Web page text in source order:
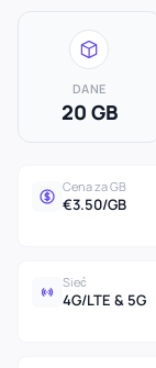
DANE
20 GB
Cena za GB
€3.50/GB
Sieć
4G/LTE & 5G